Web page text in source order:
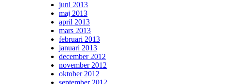
juni 2013
maj 2013
april 2013
mars 2013
februari 2013
januari 2013
december 2012
november 2012
oktober 2012
september 2012